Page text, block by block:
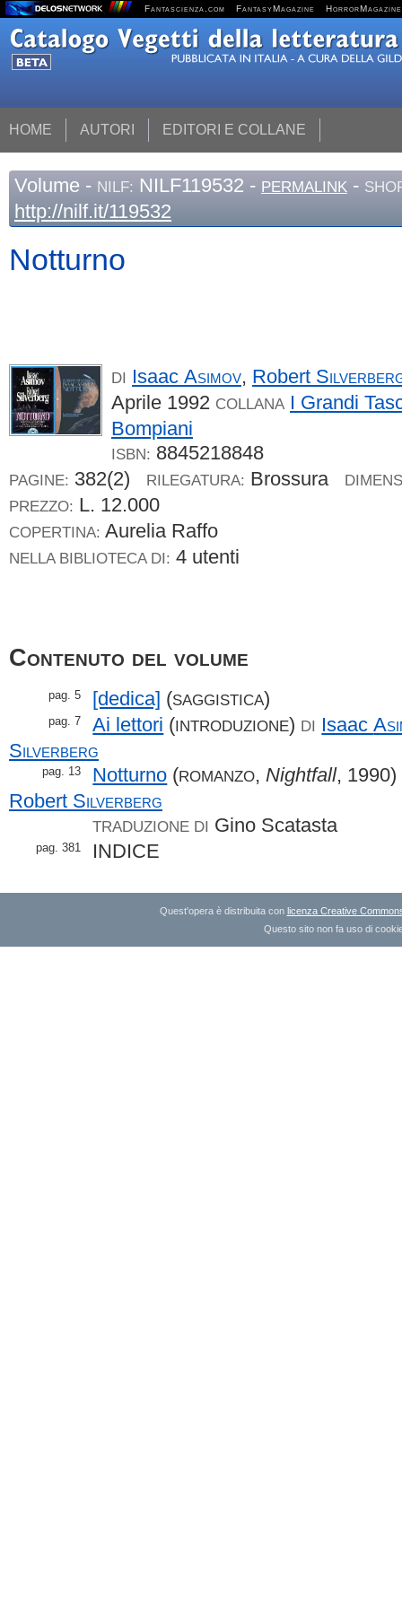
Fantascienza.com FantasyMagazine HorrorMagazine
HOME AUTORI EDITORI E COLLANE
Volume - NILF: NILF119532 - PERMALINK -
http://nilf.it/119532
Notturno
DI Isaac Asimov, Robert
Aprile 1992 COLLANA I Grandi
Bompiani
ISBN: 8845218848
PAGINE: 382(2) RILEGATURA: Brossura
PREZZO: L. 12.000
COPERTINA: Aurelia Raffo
NELLA BIBLIOTECA DI: 4 utenti
Contenuto del volume
pag. 5 [dedica] (SAGGISTICA)
pag. 7 Ai lettori (INTRODUZIONE) DI Isaac
Silverberg
pag. 13 Notturno (ROMANZO, Nightfall, 1990)
Robert Silverberg
TRADUZIONE DI Gino Scatasta
pag. 381 INDICE
Quest'opera è distribuita con licenza Creative
Questo sito non fa uso di